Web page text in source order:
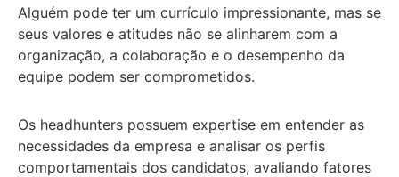
Alguém pode ter um currículo impressionante, mas se
seus valores e atitudes não se alinharem com a
organização, a colaboração e o desempenho da
equipe podem ser comprometidos.
Os headhunters possuem expertise em entender as
necessidades da empresa e analisar os perfis
comportamentais dos candidatos, avaliando fatores